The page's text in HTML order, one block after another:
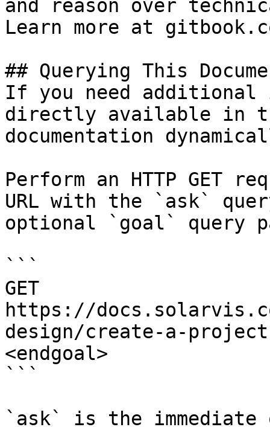
and reason over
Learn more at
## Querying This
If you need
directly available in
documentation
Perform an HTTP GET
URL with the `ask`
optional `goal` query
```
GET
https://
design/create-a-
<endgoal>
```
`ask` is the